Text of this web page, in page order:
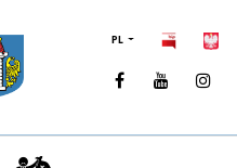
PL
Facebook